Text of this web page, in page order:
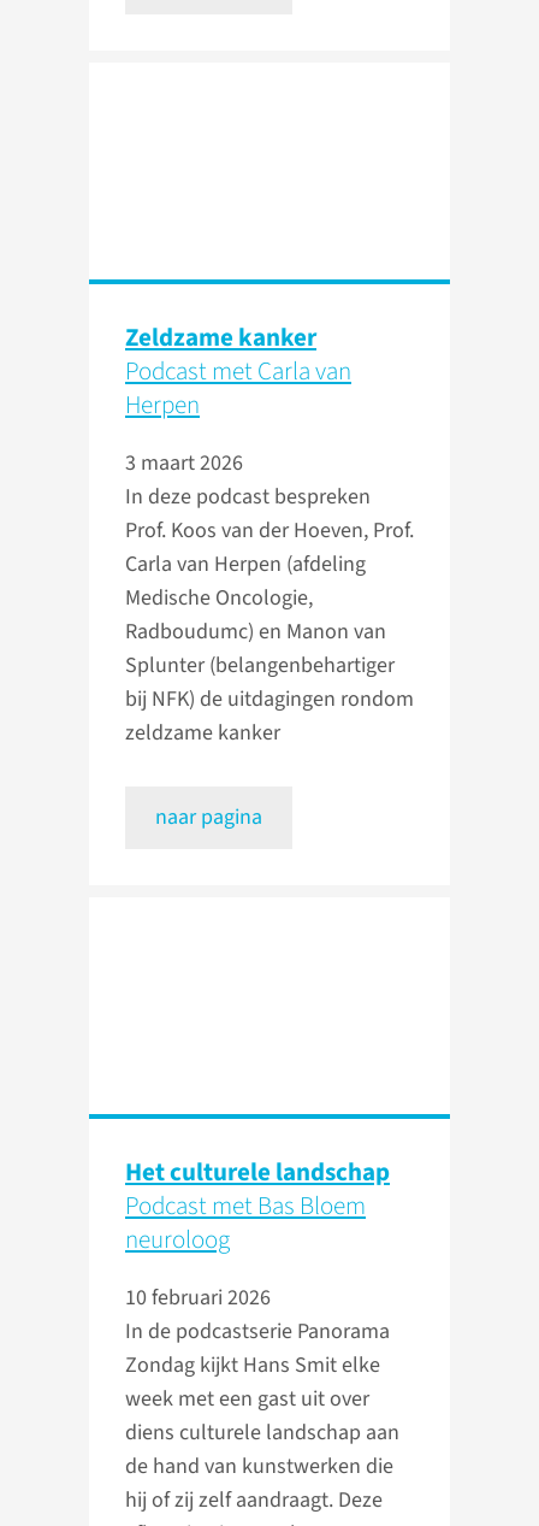
Zeldzame kanker
Podcast met Carla van
Herpen
3 maart 2026
In deze podcast bespreken
Prof. Koos van der Hoeven, Prof.
Carla van Herpen (afdeling
Medische Oncologie,
Radboudumc) en Manon van
Splunter (belangenbehartiger
bij NFK) de uitdagingen rondom
zeldzame kanker
naar pagina
Het culturele landschap
Podcast met Bas Bloem
neuroloog
10 februari 2026
In de podcastserie Panorama
Zondag kijkt Hans Smit elke
week met een gast uit over
diens culturele landschap aan
de hand van kunstwerken die
hij of zij zelf aandraagt. Deze